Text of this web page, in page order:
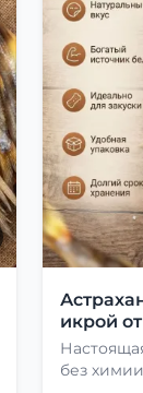
икрой
без